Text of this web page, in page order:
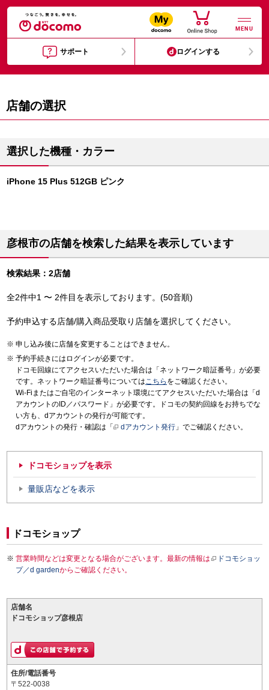
MENU
サポート ログインする
店舗の選択
選択した機種・カラー
iPhone 15 Plus 512GB ピンク
彦根市の店舗を検索した結果を表示しています
検索結果：2店舗
全2件中1 〜 2件目を表示しております。(50音順)
予約申込する店舗/購入商品受取り店舗を選択してください。
申し込み後に店舗を変更することはできません。
予約手続きにはログインが必要です。
ドコモ回線にてアクセスいただいた場合は「ネットワーク暗証番号」が必要
です。ネットワーク暗証番号についてはこちら をご確認ください。
Wi-Fiまたはご自宅のインターネット環境にてアクセスいただいた場合は「d
アカウントのID／パスワード」が必要です。ドコモの契約回線をお持ちでな
い方も、dアカウントの発行が可能です。
dアカウントの発行・確認は「
dアカウント発行 」でご確認ください。
ドコモショップを表示
量販店などを表示
ドコモショップ
営業時間などは変更となる場合がございます。最新の情報は
ドコモショッ
プ／d gardenからご確認ください。
店舗名
ドコモショップ彦根店
住所/電話番号
〒522-0038